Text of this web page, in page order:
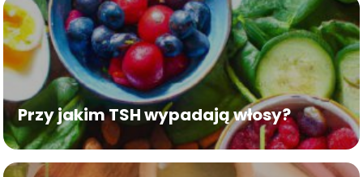
Przy jakim TSH wypadają włosy?